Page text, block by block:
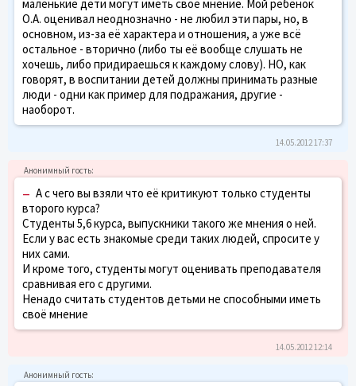
маленькие дети могут иметь своё мнение. Мой ребёнок
О.А. оценивал неоднозначно - не любил эти пары, но, в
основном, из-за её характера и отношения, а уже всё
остальное - вторично (либо ты её вообще слушать не
хочешь, либо придираешься к каждому слову). НО, как
говорят, в воспитании детей должны принимать разные
люди - одни как пример для подражания, другие -
наоборот.
14.05.2012 17:37
– А с чего вы взяли что её критикуют только студенты
второго курса?
Студенты 5,6 курса, выпускники такого же мнения о ней.
Если у вас есть знакомые среди таких людей, спросите у
них сами.
И кроме того, студенты могут оценивать преподавателя
сравнивая его с другими.
Ненадо считать студентов детьми не способными иметь
своё мнение
14.05.2012 12:14